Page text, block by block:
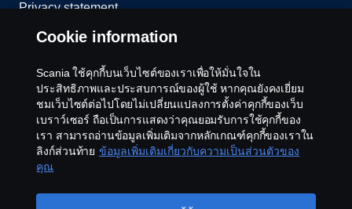
Privacy statement
Cookies
Contact us
Whistleblowing
Cookie settings
Cookie information
Scania ใช้คุกกี้บนเว็บไซต์ของเราเพื่อให้มั่นใจใน
ประสิทธิภาพและประสบการณ์ของผู้ใช้ หากคุณยังคงเยี่ยม
ชมเว็บไซต์ต่อไปโดยไม่เปลี่ยนแปลงการตั้งค่าคุกกี้ของเว็บ
เบราว์เซอร์ ถือเป็นการแสดงว่าคุณยอมรับการใช้คุกกี้ของ
เรา สามารถอ่านข้อมูลเพิ่มเติมจากหลักเกณฑ์คุกกี้ของเราใน
ลิงก์ส่วนท้าย ข้อมูลเพิ่มเติมเกี่ยวกับความเป็นส่วนตัวของ
คุณ